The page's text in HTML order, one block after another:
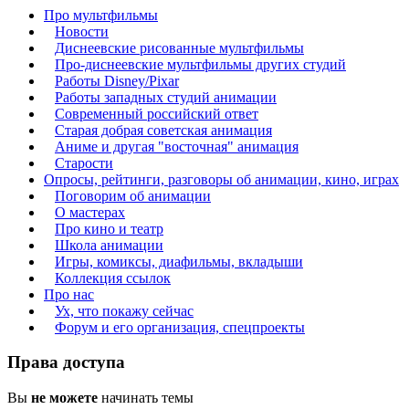
Про мультфильмы
Новости
Диснеевские рисованные мультфильмы
Про-диснеевские мультфильмы других студий
Работы Disney/Pixar
Работы западных студий анимации
Современный российский ответ
Старая добрая советская анимация
Аниме и другая "восточная" анимация
Старости
Опросы, рейтинги, разговоры об анимации, кино, играх
Поговорим об анимации
О мастерах
Про кино и театр
Школа анимации
Игры, комиксы, диафильмы, вкладыши
Коллекция ссылок
Про нас
Ух, что покажу сейчас
Форум и его организация, спецпроекты
Права доступа
Вы не можете начинать темы